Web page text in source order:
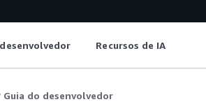
Recursos de IA
Guia do desenvolvedor